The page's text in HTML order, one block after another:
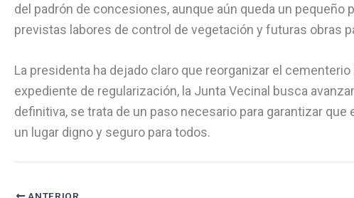
del padrón de concesiones, aunque aún queda un
previstas labores de control de vegetación y futuras obras
La presidenta ha dejado claro que reorganizar el
expediente de regularización, la Junta Vecinal busca
definitiva, se trata de un paso necesario para garantizar
un lugar digno y seguro para todos.